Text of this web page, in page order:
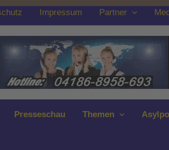
Impressum Partner
Presseschau Themen